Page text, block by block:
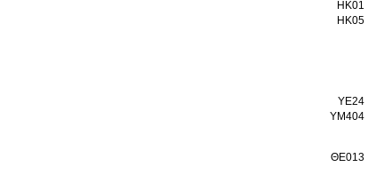
ΗΚ01
ΗΚ05
ΥΕ24
ΥΜ404
ΘΕ013